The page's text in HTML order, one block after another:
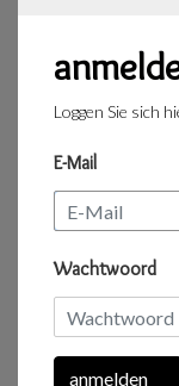
Loggen Sie sich
E-Mail
Wachtwoord
anmelden